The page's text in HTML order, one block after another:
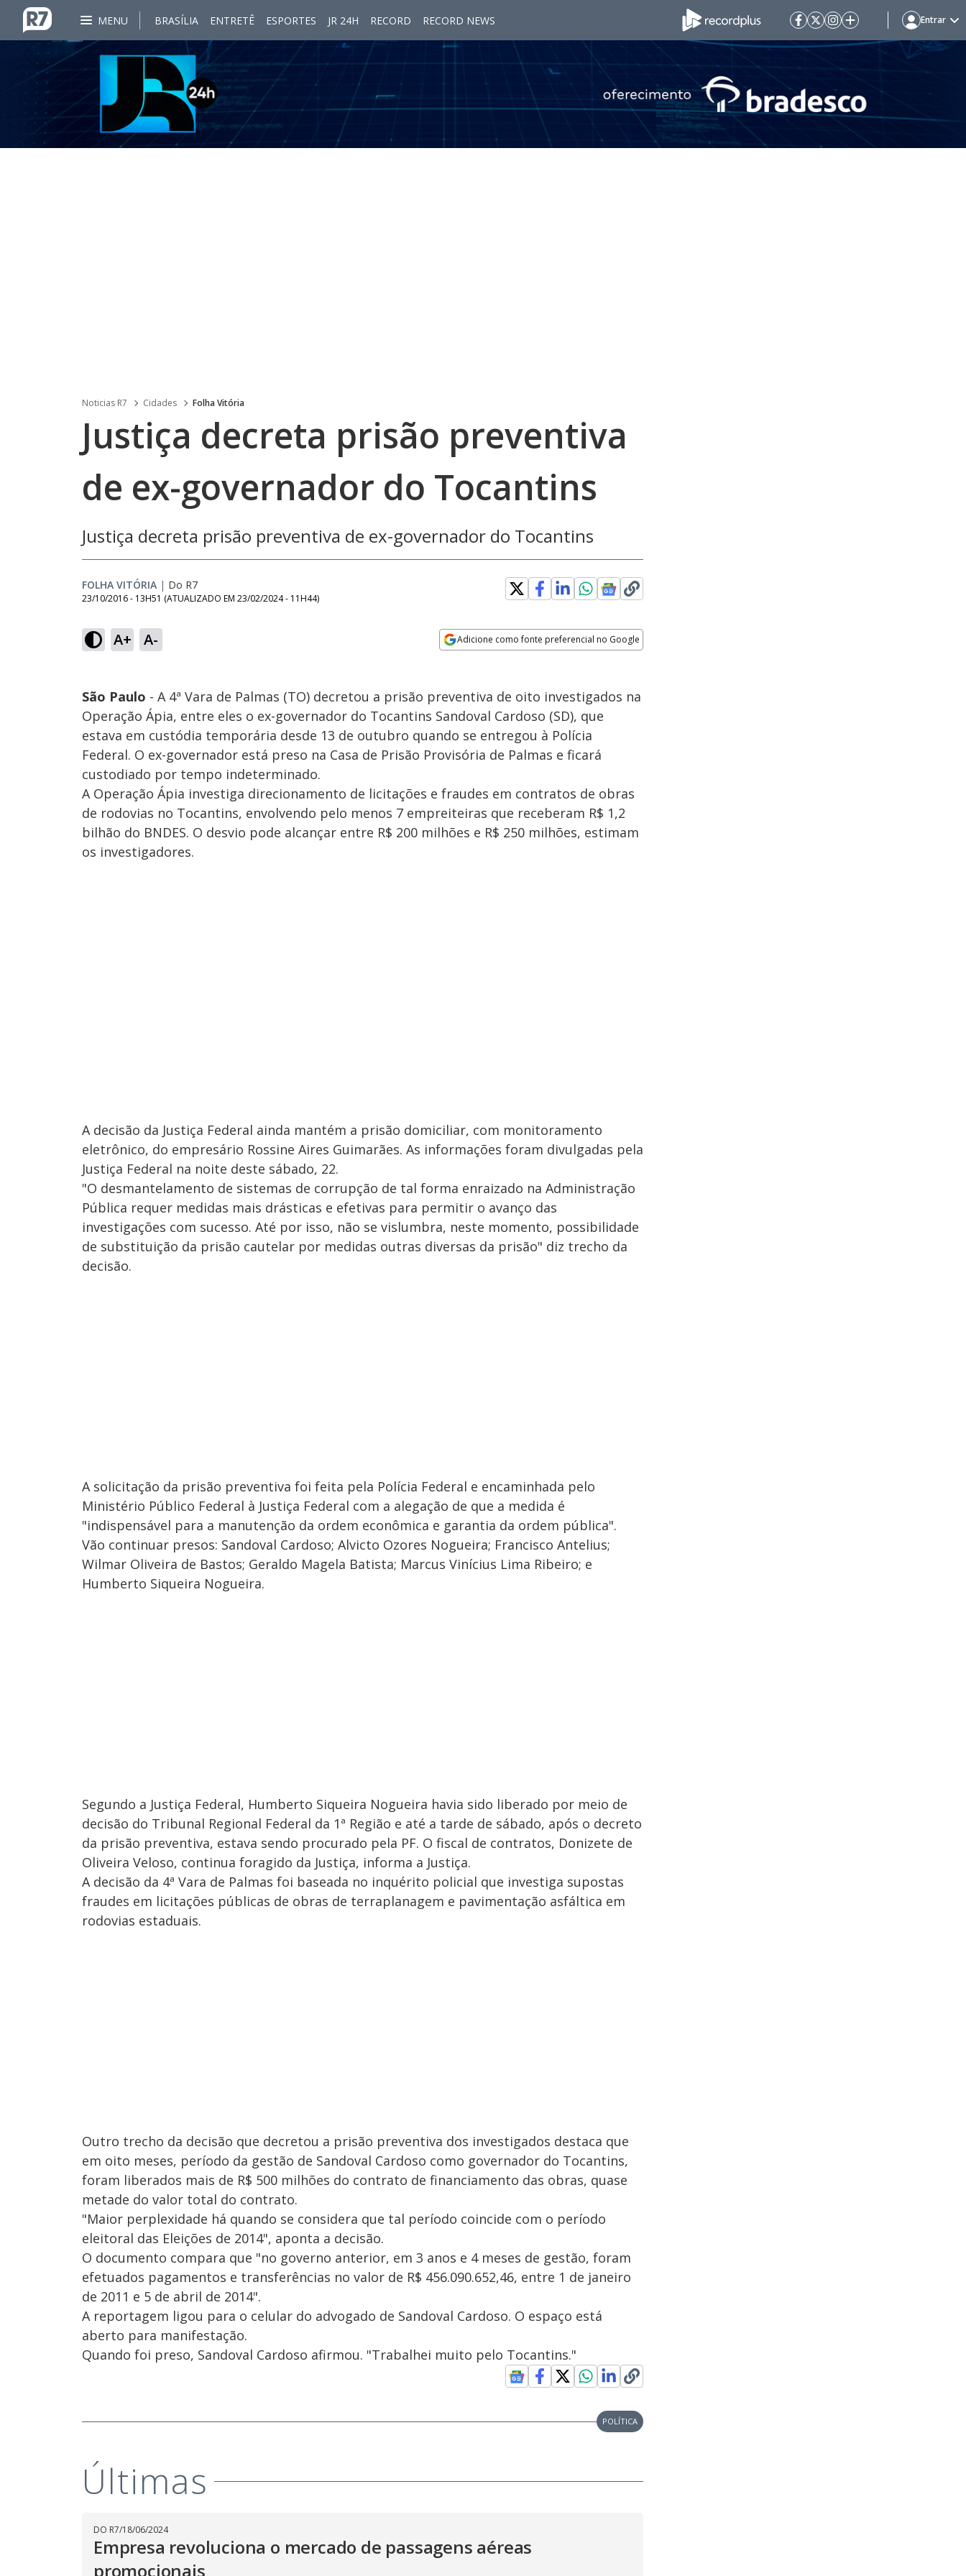
MENU BRASÍLIA ENTRETÊ ESPORTES JR 24H RECORD RECORD NEWS Entrar
Noticias R7 Cidades Folha Vitória
Justiça decreta prisão preventiva
de ex-governador do Tocantins
Justiça decreta prisão preventiva de ex-governador do Tocantins
FOLHA VITÓRIA | Do R7
23/10/2016 - 13H51 (ATUALIZADO EM 23/02/2024 - 11H44)
A+ A- Adicione como fonte preferencial no Google
São Paulo - A 4ª Vara de Palmas (TO) decretou a prisão preventiva de oito investigados na
Operação Ápia, entre eles o ex-governador do Tocantins Sandoval Cardoso (SD), que
estava em custódia temporária desde 13 de outubro quando se entregou à Polícia
Federal. O ex-governador está preso na Casa de Prisão Provisória de Palmas e ficará
custodiado por tempo indeterminado.
A Operação Ápia investiga direcionamento de licitações e fraudes em contratos de obras
de rodovias no Tocantins, envolvendo pelo menos 7 empreiteiras que receberam R$ 1,2
bilhão do BNDES. O desvio pode alcançar entre R$ 200 milhões e R$ 250 milhões, estimam
os investigadores.
A decisão da Justiça Federal ainda mantém a prisão domiciliar, com monitoramento
eletrônico, do empresário Rossine Aires Guimarães. As informações foram divulgadas pela
Justiça Federal na noite deste sábado, 22.
"O desmantelamento de sistemas de corrupção de tal forma enraizado na Administração
Pública requer medidas mais drásticas e efetivas para permitir o avanço das
investigações com sucesso. Até por isso, não se vislumbra, neste momento, possibilidade
de substituição da prisão cautelar por medidas outras diversas da prisão" diz trecho da
decisão.
A solicitação da prisão preventiva foi feita pela Polícia Federal e encaminhada pelo
Ministério Público Federal à Justiça Federal com a alegação de que a medida é
"indispensável para a manutenção da ordem econômica e garantia da ordem pública".
Vão continuar presos: Sandoval Cardoso; Alvicto Ozores Nogueira; Francisco Antelius;
Wilmar Oliveira de Bastos; Geraldo Magela Batista; Marcus Vinícius Lima Ribeiro; e
Humberto Siqueira Nogueira.
Segundo a Justiça Federal, Humberto Siqueira Nogueira havia sido liberado por meio de
decisão do Tribunal Regional Federal da 1ª Região e até a tarde de sábado, após o decreto
da prisão preventiva, estava sendo procurado pela PF. O fiscal de contratos, Donizete de
Oliveira Veloso, continua foragido da Justiça, informa a Justiça.
A decisão da 4ª Vara de Palmas foi baseada no inquérito policial que investiga supostas
fraudes em licitações públicas de obras de terraplanagem e pavimentação asfáltica em
rodovias estaduais.
Outro trecho da decisão que decretou a prisão preventiva dos investigados destaca que
em oito meses, período da gestão de Sandoval Cardoso como governador do Tocantins,
foram liberados mais de R$ 500 milhões do contrato de financiamento das obras, quase
metade do valor total do contrato.
"Maior perplexidade há quando se considera que tal período coincide com o período
eleitoral das Eleições de 2014", aponta a decisão.
O documento compara que "no governo anterior, em 3 anos e 4 meses de gestão, foram
efetuados pagamentos e transferências no valor de R$ 456.090.652,46, entre 1 de janeiro
de 2011 e 5 de abril de 2014".
A reportagem ligou para o celular do advogado de Sandoval Cardoso. O espaço está
aberto para manifestação.
Quando foi preso, Sandoval Cardoso afirmou. "Trabalhei muito pelo Tocantins."
POLÍTICA
Últimas
DO R7/18/06/2024
Empresa revoluciona o mercado de passagens aéreas
promocionais